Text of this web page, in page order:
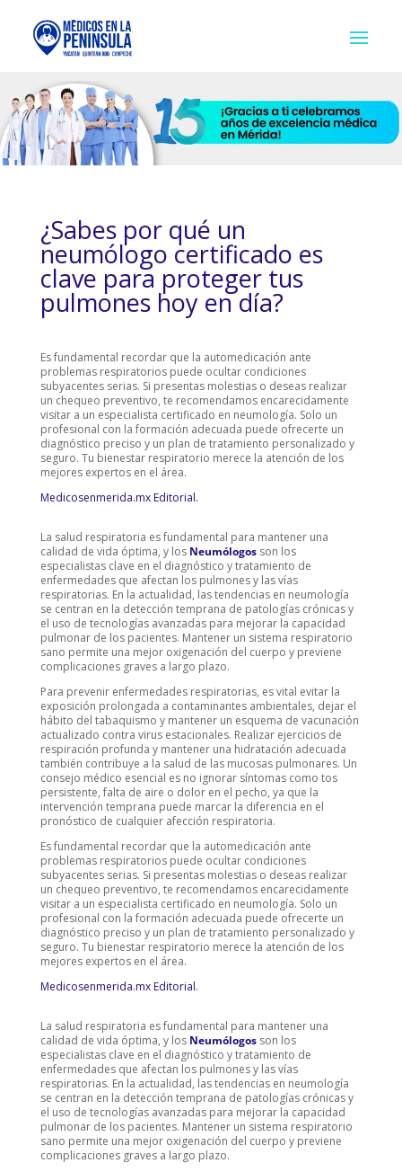
¿Sabes por qué un
neumólogo certificado es
clave para proteger tus
pulmones hoy en día?
Es fundamental recordar que la automedicación ante
problemas respiratorios puede ocultar condiciones
subyacentes serias. Si presentas molestias o deseas realizar
un chequeo preventivo, te recomendamos encarecidamente
visitar a un especialista certificado en neumología. Solo un
profesional con la formación adecuada puede ofrecerte un
diagnóstico preciso y un plan de tratamiento personalizado y
seguro. Tu bienestar respiratorio merece la atención de los
mejores expertos en el área.
Medicosenmerida.mx Editorial.
La salud respiratoria es fundamental para mantener una
calidad de vida óptima, y los Neumólogos son los
especialistas clave en el diagnóstico y tratamiento de
enfermedades que afectan los pulmones y las vías
respiratorias. En la actualidad, las tendencias en neumología
se centran en la detección temprana de patologías crónicas y
el uso de tecnologías avanzadas para mejorar la capacidad
pulmonar de los pacientes. Mantener un sistema respiratorio
sano permite una mejor oxigenación del cuerpo y previene
complicaciones graves a largo plazo.
Para prevenir enfermedades respiratorias, es vital evitar la
exposición prolongada a contaminantes ambientales, dejar el
hábito del tabaquismo y mantener un esquema de vacunación
actualizado contra virus estacionales. Realizar ejercicios de
respiración profunda y mantener una hidratación adecuada
también contribuye a la salud de las mucosas pulmonares. Un
consejo médico esencial es no ignorar síntomas como tos
persistente, falta de aire o dolor en el pecho, ya que la
intervención temprana puede marcar la diferencia en el
pronóstico de cualquier afección respiratoria.
Es fundamental recordar que la automedicación ante
problemas respiratorios puede ocultar condiciones
subyacentes serias. Si presentas molestias o deseas realizar
un chequeo preventivo, te recomendamos encarecidamente
visitar a un especialista certificado en neumología. Solo un
profesional con la formación adecuada puede ofrecerte un
diagnóstico preciso y un plan de tratamiento personalizado y
seguro. Tu bienestar respiratorio merece la atención de los
mejores expertos en el área.
Medicosenmerida.mx Editorial.
La salud respiratoria es fundamental para mantener una
calidad de vida óptima, y los Neumólogos son los
especialistas clave en el diagnóstico y tratamiento de
enfermedades que afectan los pulmones y las vías
respiratorias. En la actualidad, las tendencias en neumología
se centran en la detección temprana de patologías crónicas y
el uso de tecnologías avanzadas para mejorar la capacidad
pulmonar de los pacientes. Mantener un sistema respiratorio
sano permite una mejor oxigenación del cuerpo y previene
complicaciones graves a largo plazo.